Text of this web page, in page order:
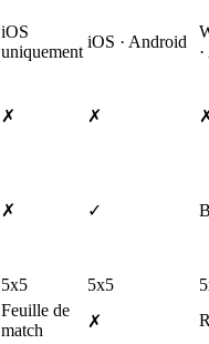
iOS
uniquement
iOS · Android
✗ ✗
✗ ✓
5x5 5x5
Feuille de
match
✗